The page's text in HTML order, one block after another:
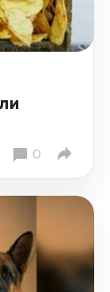
0